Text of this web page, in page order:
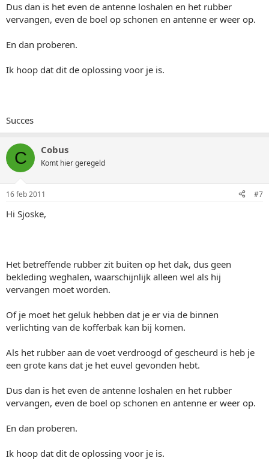
Dus dan is het even de antenne loshalen en het rubber
vervangen, even de boel op schonen en antenne er weer op.
En dan proberen.
Ik hoop dat dit de oplossing voor je is.
Succes
C Cobus
Komt hier geregeld
16 feb 2011 #7
Hi Sjoske,
Het betreffende rubber zit buiten op het dak, dus geen
bekleding weghalen, waarschijnlijk alleen wel als hij
vervangen moet worden.
Of je moet het geluk hebben dat je er via de binnen
verlichting van de kofferbak kan bij komen.
Als het rubber aan de voet verdroogd of gescheurd is heb je
een grote kans dat je het euvel gevonden hebt.
Dus dan is het even de antenne loshalen en het rubber
vervangen, even de boel op schonen en antenne er weer op.
En dan proberen.
Ik hoop dat dit de oplossing voor je is.